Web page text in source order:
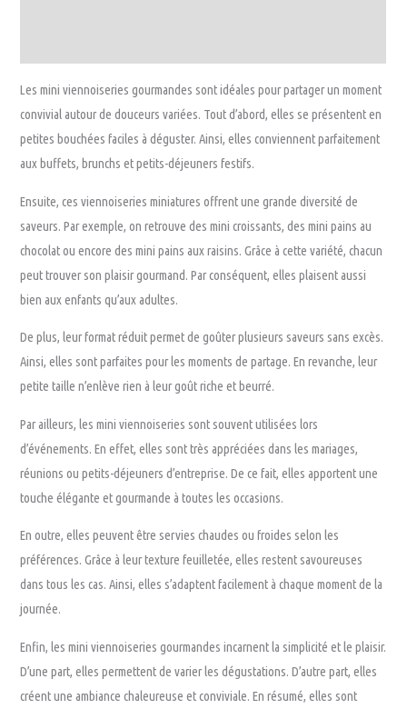
Les mini viennoiseries gourmandes sont idéales pour partager un moment
convivial autour de douceurs variées. Tout d’abord, elles se présentent en
petites bouchées faciles à déguster. Ainsi, elles conviennent parfaitement
aux buffets, brunchs et petits-déjeuners festifs.
Ensuite, ces viennoiseries miniatures offrent une grande diversité de
saveurs. Par exemple, on retrouve des mini croissants, des mini pains au
chocolat ou encore des mini pains aux raisins. Grâce à cette variété, chacun
peut trouver son plaisir gourmand. Par conséquent, elles plaisent aussi
bien aux enfants qu’aux adultes.
De plus, leur format réduit permet de goûter plusieurs saveurs sans excès.
Ainsi, elles sont parfaites pour les moments de partage. En revanche, leur
petite taille n’enlève rien à leur goût riche et beurré.
Par ailleurs, les mini viennoiseries sont souvent utilisées lors
d’événements. En effet, elles sont très appréciées dans les mariages,
réunions ou petits-déjeuners d’entreprise. De ce fait, elles apportent une
touche élégante et gourmande à toutes les occasions.
En outre, elles peuvent être servies chaudes ou froides selon les
préférences. Grâce à leur texture feuilletée, elles restent savoureuses
dans tous les cas. Ainsi, elles s’adaptent facilement à chaque moment de la
journée.
Enfin, les mini viennoiseries gourmandes incarnent la simplicité et le plaisir.
D’une part, elles permettent de varier les dégustations. D’autre part, elles
créent une ambiance chaleureuse et conviviale. En résumé, elles sont